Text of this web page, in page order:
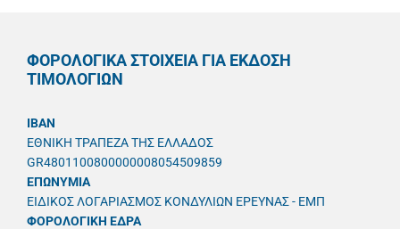
ΦΟΡΟΛΟΓΙΚΑ ΣΤΟΙΧΕΙΑ ΓΙΑ ΕΚΔΟΣΗ
ΤΙΜΟΛΟΓΙΩΝ
IBAN
ΕΘΝΙΚΗ ΤΡΑΠΕΖΑ ΤΗΣ ΕΛΛΑΔΟΣ
GR4801100800000008054509859
ΕΠΩΝΥΜΙΑ
ΕΙΔΙΚΟΣ ΛΟΓΑΡΙΑΣΜΟΣ ΚΟΝΔΥΛΙΩΝ ΕΡΕΥΝΑΣ - ΕΜΠ
ΦΟΡΟΛΟΓΙΚΗ ΕΔΡΑ